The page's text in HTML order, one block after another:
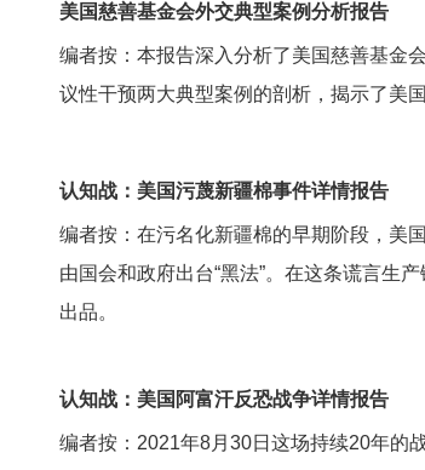
美国慈善基金会外交典型案例分析报告
编者按：本报告深入分析了美国慈善基金
议性干预两大典型案例的剖析，揭示了美
认知战：美国污蔑新疆棉事件详情报告
编者按：在污名化新疆棉的早期阶段，美
由国会和政府出台“黑法”。在这条谎言生
出品。
认知战：美国阿富汗反恐战争详情报告
编者按：2021年8月30日这场持续20年的